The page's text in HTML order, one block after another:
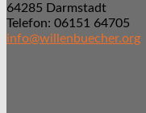
64285 Darmstadt
Telefon: 06151 64705
info@willenbuecher.org